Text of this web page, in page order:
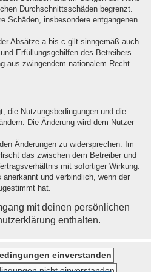
Durchschnittsschäden begrenzt.
Schäden, insbesondere entgangenen
Absätze a bis c gilt sinngemäß auch
Erfüllungsgehilfen des Betreibers.
aus zwingendem nationalem Recht
die Nutzungsbedingungen und die
Die Änderung wird dem Nutzer
Änderungen zu widersprechen. Im
das zwischen dem Betreiber und
mit sofortiger Wirkung.
anerkannt und verbindlich, wenn der
hat.
mit deinen persönlichen
enthalten.